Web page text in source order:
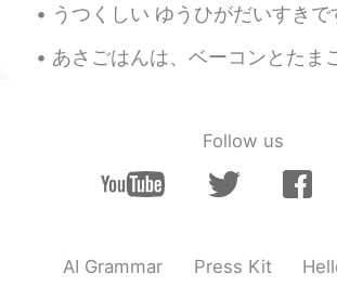
内向的な人はインプットし
すごくわかる😢
そうしてます(私はやばいか
うつくしい ゆうひがだいすきです。- I love beautiful sunsets. 🌄 My Colorado
あさごはんは、ベーコンとたまごとすりおろしたポテトとあたたかいおちゃでした。- Breakfast was bacon,
Follow us
AI Grammar Press Kit